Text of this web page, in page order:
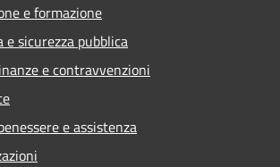
e formazione
e sicurezza pubblica
e contravvenzioni
e assistenza